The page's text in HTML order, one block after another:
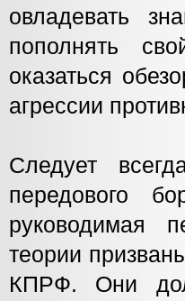
овладевать
пополнять
оказаться
агрессии
Следует
передового
руководимая
теории
КПРФ. Они